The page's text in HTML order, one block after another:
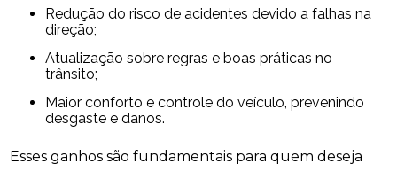
Redução do risco de acidentes devido a falhas na
direção;
Atualização sobre regras e boas práticas no
trânsito;
Maior conforto e controle do veículo, prevenindo
desgaste e danos.
Esses ganhos são fundamentais para quem deseja